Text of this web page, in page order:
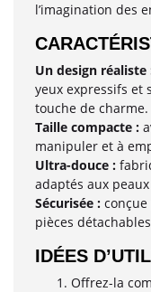
l’imagination des
Un design réaliste
yeux expressifs et
touche de charme.
Taille compacte :
manipuler et à
Ultra-douce :
adaptés aux
Sécurisée :
pièces
IDÉES
Offrez-la